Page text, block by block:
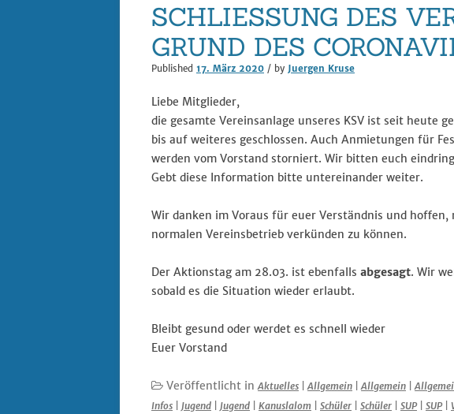
SCHLIESSUNG DES
GRUND DES
Published 17. März 2020 / by Juergen Kruse
Liebe Mitglieder,
die gesamte Vereinsanlage unseres KSV ist seit heute
bis auf weiteres geschlossen. Auch Anmietungen für
werden vom Vorstand storniert. Wir bitten euch
Gebt diese Information bitte untereinander weiter.
Wir danken im Voraus für euer Verständnis und
normalen Vereinsbetrieb verkünden zu können.
Der Aktionstag am 28.03. ist ebenfalls abgesagt. Wir
sobald es die Situation wieder erlaubt.
Bleibt gesund oder werdet es schnell wieder
Euer Vorstand
Veröffentlicht inAktuelles |Allgemein |Allgemein |
Infos
Jugend Jugend Kanuslalom Schüler Schüler SUP| SUP|